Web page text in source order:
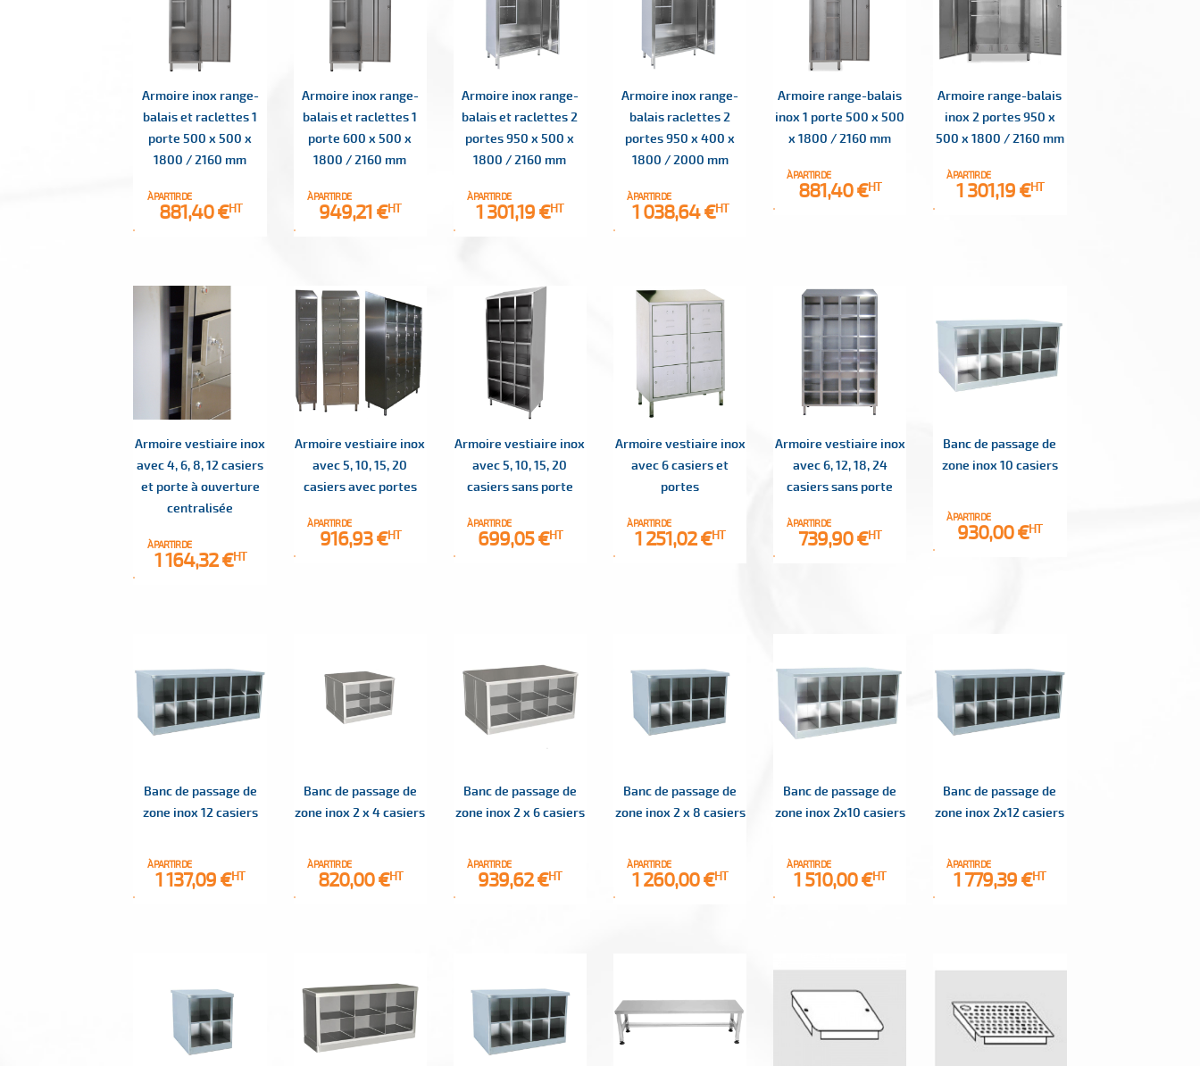
Armoire inox range-
balais et raclettes 1
porte 500 x 500 x
1800 / 2160 mm
À PARTIR DE
Prix
881,40 €HT
Armoire inox range-
balais et raclettes 1
porte 600 x 500 x
1800 / 2160 mm
À PARTIR DE
Prix
949,21 €HT
Armoire inox range-
balais et raclettes 2
portes 950 x 500 x
1800 / 2160 mm
À PARTIR DE
Prix
1 301,19 €HT
Armoire inox range-
balais raclettes 2
portes 950 x 400 x
1800 / 2000 mm
À PARTIR DE
Prix
1 038,64 €HT
Armoire range-balais
inox 1 porte 500 x 500
x 1800 / 2160 mm
À PARTIR DE
Prix
881,40 €HT
Armoire range-balais
inox 2 portes 950 x
500 x 1800 / 2160 mm
À PARTIR DE
Prix
1 301,19 €HT
Armoire vestiaire inox
avec 4, 6, 8, 12 casiers
et porte à ouverture
centralisée
À PARTIR DE
Prix
1 164,32 €HT
Armoire vestiaire inox
avec 5, 10, 15, 20
casiers avec portes
À PARTIR DE
Prix
916,93 €HT
Armoire vestiaire inox
avec 5, 10, 15, 20
casiers sans porte
À PARTIR DE
Prix
699,05 €HT
Armoire vestiaire inox
avec 6 casiers et
portes
À PARTIR DE
Prix
1 251,02 €HT
Armoire vestiaire inox
avec 6, 12, 18, 24
casiers sans porte
À PARTIR DE
Prix
739,90 €HT
Banc de passage de
zone inox 10 casiers
À PARTIR DE
Prix
930,00 €HT
Banc de passage de
zone inox 12 casiers
À PARTIR DE
Prix
1 137,09 €HT
Banc de passage de
zone inox 2 x 4 casiers
À PARTIR DE
Prix
820,00 €HT
Banc de passage de
zone inox 2 x 6 casiers
À PARTIR DE
Prix
939,62 €HT
Banc de passage de
zone inox 2 x 8 casiers
À PARTIR DE
Prix
1 260,00 €HT
Banc de passage de
zone inox 2x10 casiers
À PARTIR DE
Prix
1 510,00 €HT
Banc de passage de
zone inox 2x12 casiers
À PARTIR DE
Prix
1 779,39 €HT